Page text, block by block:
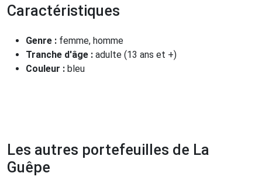
Caractéristiques
Genre : femme, homme
Tranche d'âge : adulte (13 ans et +)
Couleur : bleu
Les autres portefeuilles de La
Guêpe